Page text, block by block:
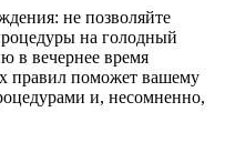
не позволяйте
на голодный
в вечернее время
правил поможет вашему
и, несомненно,